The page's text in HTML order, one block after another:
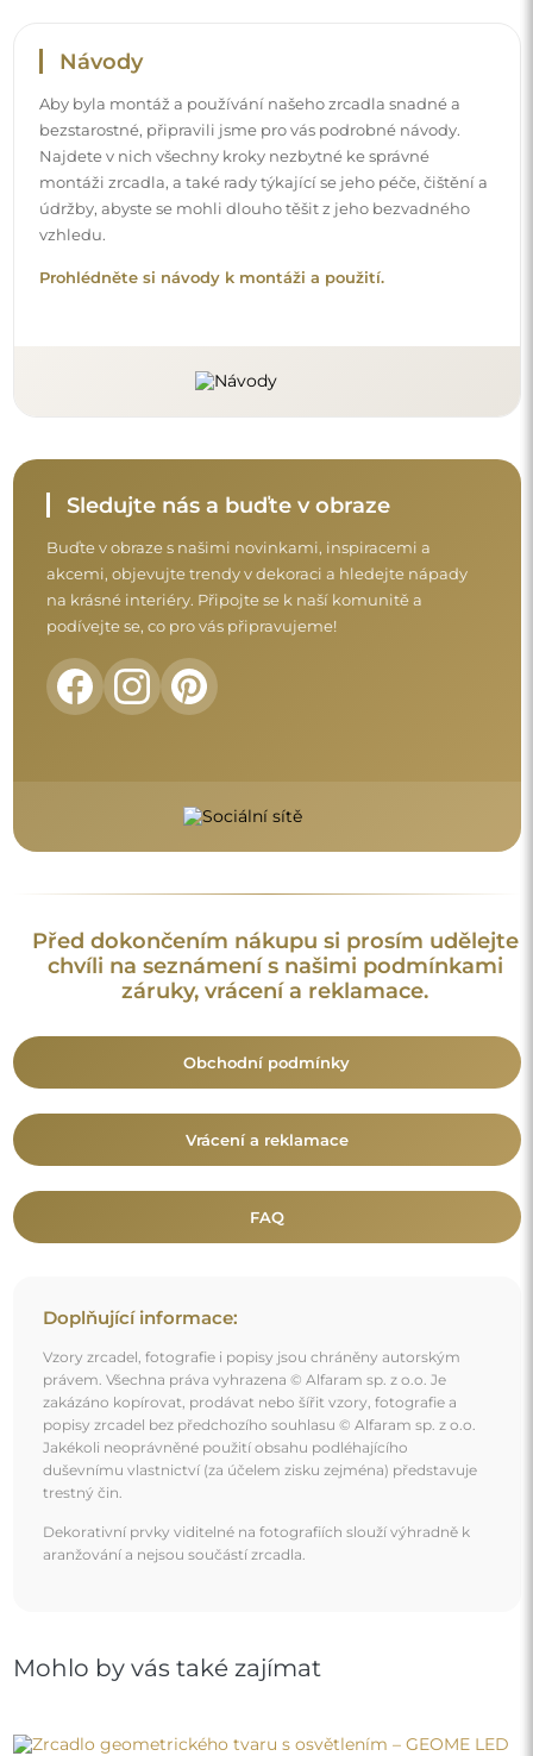
Návody
Aby byla montáž a používání našeho zrcadla snadné a
bezstarostné, připravili jsme pro vás podrobné návody.
Najdete v nich všechny kroky nezbytné ke správné
montáži zrcadla, a také rady týkající se jeho péče, čištění a
údržby, abyste se mohli dlouho těšit z jeho bezvadného
vzhledu.
Prohlédněte si návody k montáži a použití.
Sledujte nás a buďte v obraze
Buďte v obraze s našimi novinkami, inspiracemi a
akcemi, objevujte trendy v dekoraci a hledejte nápady
na krásné interiéry. Připojte se k naší komunitě a
podívejte se, co pro vás připravujeme!
Před dokončením nákupu si prosím udělejte
chvíli na seznámení s našimi podmínkami
záruky, vrácení a reklamace.
Obchodní podmínky
Vrácení a reklamace
FAQ
Doplňující informace:
Vzory zrcadel, fotografie i popisy jsou chráněny autorským
právem. Všechna práva vyhrazena © Alfaram sp. z o.o. Je
zakázáno kopírovat, prodávat nebo šířit vzory, fotografie a
popisy zrcadel bez předchozího souhlasu © Alfaram sp. z o.o.
Jakékoli neoprávněné použití obsahu podléhajícího
duševnímu vlastnictví (za účelem zisku zejména) představuje
trestný čin.
Dekorativní prvky viditelné na fotografiích slouží výhradně k
aranžování a nejsou součástí zrcadla.
Mohlo by vás také zajímat